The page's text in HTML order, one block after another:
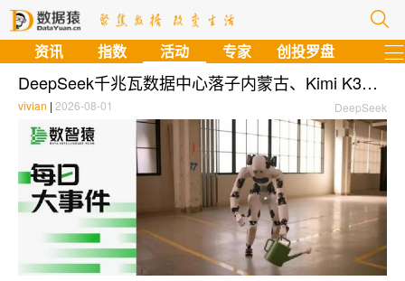
资讯 指数 活动 专家 创投罗盘
DeepSeek千兆瓦数据中心落子内蒙古、Kimi K3获华为昇腾火速适配 | 每日大事件
DeepSeek
vivian | 2026-08-01